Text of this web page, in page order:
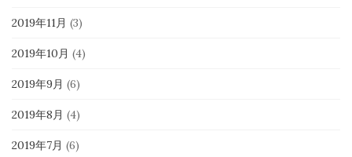
2019年11月 (3)
2019年10月 (4)
2019年9月 (6)
2019年8月 (4)
2019年7月 (6)